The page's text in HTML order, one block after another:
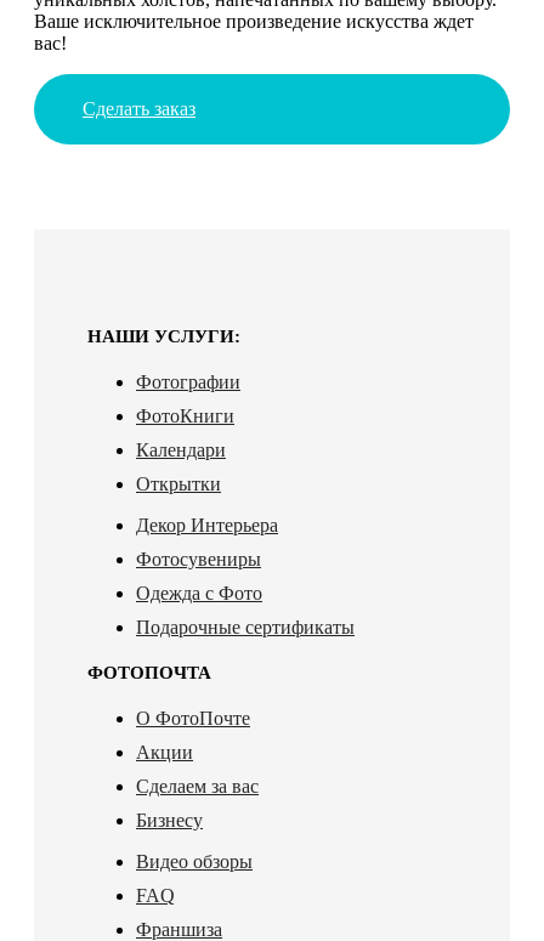
Ваше исключительное произведение искусства ждет
вас!
Сделать заказ
НАШИ УСЛУГИ:
Фотографии
ФотоКниги
Календари
Открытки
Декор Интерьера
Фотосувениры
Одежда с Фото
Подарочные сертификаты
ФОТОПОЧТА
О ФотоПочте
Акции
Сделаем за вас
Бизнесу
Видео обзоры
FAQ
Франшиза